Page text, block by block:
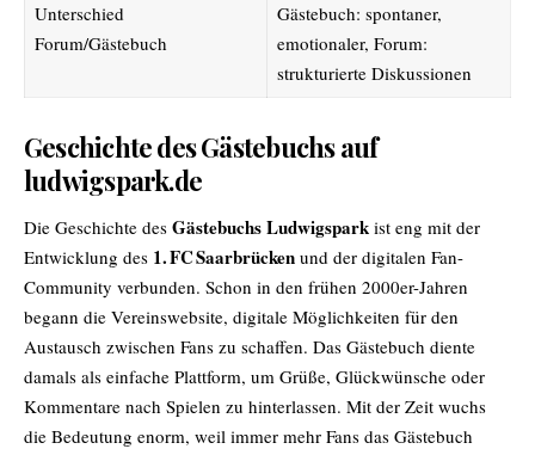
Unterschied
Forum/Gästebuch
Gästebuch: spontaner,
emotionaler, Forum:
strukturierte Diskussionen
Geschichte des Gästebuchs auf
ludwigspark.de
Die Geschichte des Gästebuchs Ludwigspark ist eng mit der
Entwicklung des 1. FC Saarbrücken und der digitalen Fan-
Community verbunden. Schon in den frühen 2000er-Jahren
begann die Vereinswebsite, digitale Möglichkeiten für den
Austausch zwischen Fans zu schaffen. Das Gästebuch diente
damals als einfache Plattform, um Grüße, Glückwünsche oder
Kommentare nach Spielen zu hinterlassen. Mit der Zeit wuchs
die Bedeutung enorm, weil immer mehr Fans das Gästebuch